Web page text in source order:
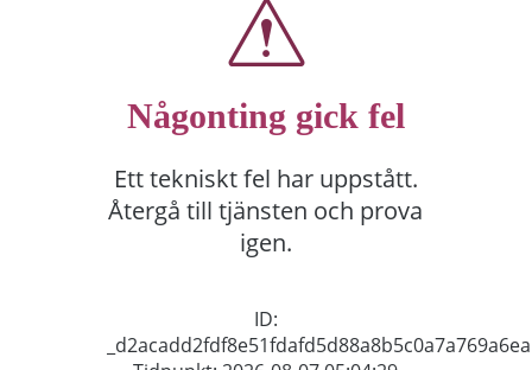
Någonting gick fel
Ett tekniskt fel har uppstått.
Återgå till tjänsten och prova
igen.
ID:
_d2acadd2fdf8e51fdafd5d88a8b5c0a7a769a6ea